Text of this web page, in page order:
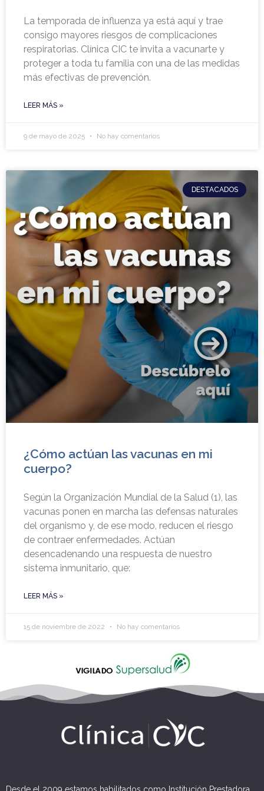
La temporada de influenza ya está aquí y trae
consigo mayores riesgos de complicaciones
respiratorias. Clínica CIC te invita a vacunarte y
proteger a toda tu familia con una de las medidas
más efectivas de prevención.
LEER MÁS »
9 de mayo de 2025 No hay comentarios
DESTACADOS
¿Cómo actúan las vacunas en mi
cuerpo?
Según la Organización Mundial de la Salud (1), las
vacunas ponen en marcha las defensas naturales
del organismo y, de ese modo, reducen el riesgo
de contraer enfermedades. Actúan
desencadenando una respuesta de nuestro
sistema inmunitario, que:
LEER MÁS »
15 de noviembre de 2022 No hay comentarios